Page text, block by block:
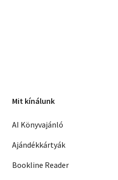
Mit kínálunk
AI Könyvajánló
Ajándékkártyák
Bookline Reader